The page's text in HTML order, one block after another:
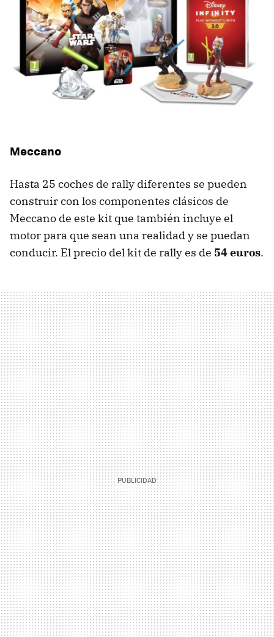
Meccano
Hasta 25 coches de rally diferentes se pueden
construir con los componentes clásicos de
Meccano de este kit que también incluye el
motor para que sean una realidad y se puedan
conducir. El precio del kit de rally es de 54 euros.